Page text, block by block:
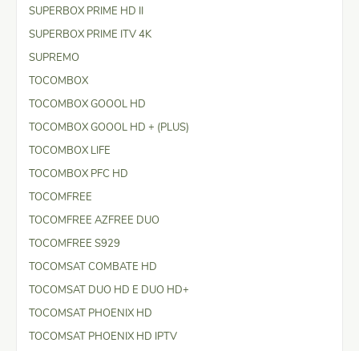
SUPERBOX PRIME HD II
SUPERBOX PRIME ITV 4K
SUPREMO
TOCOMBOX
TOCOMBOX GOOOL HD
TOCOMBOX GOOOL HD + (PLUS)
TOCOMBOX LIFE
TOCOMBOX PFC HD
TOCOMFREE
TOCOMFREE AZFREE DUO
TOCOMFREE S929
TOCOMSAT COMBATE HD
TOCOMSAT DUO HD E DUO HD+
TOCOMSAT PHOENIX HD
TOCOMSAT PHOENIX HD IPTV